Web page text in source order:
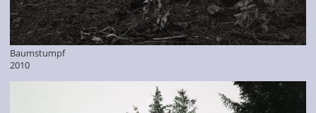
Baumstumpf
2010